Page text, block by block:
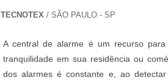
TECNOTEX / SÃO PAULO - SP
A central de alarme é um recurso
tranquilidade em sua residência ou
dos alarmes é constante e, ao